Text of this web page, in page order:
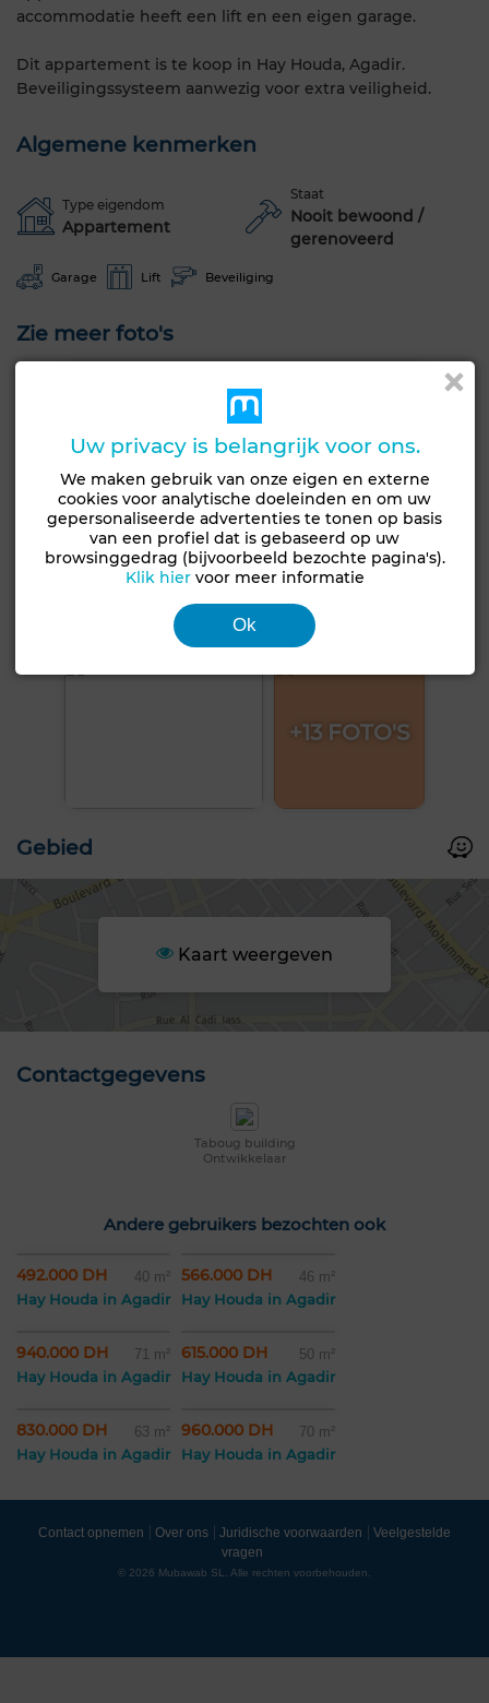
accommodatie heeft een lift en een eigen garage.
Dit appartement is te koop in Hay Houda, Agadir.
Beveiligingssysteem aanwezig voor extra veiligheid.
Algemene kenmerken
Type eigendom
Appartement
Staat
Nooit bewoond /
gerenoveerd
Garage Lift Beveiliging
Zie meer foto's
+13 FOTO'S
Gebied
Kaart weergeven
Contactgegevens
Taboug building
Ontwikkelaar
Andere gebruikers bezochten ook
492.000 DH 40 m²
Hay Houda in Agadir
566.000 DH 46 m²
Hay Houda in Agadir
940.000 DH 71 m²
Hay Houda in Agadir
615.000 DH 50 m²
Hay Houda in Agadir
830.000 DH 63 m²
Hay Houda in Agadir
960.000 DH 70 m²
Hay Houda in Agadir
Contact opnemen Over ons Juridische voorwaarden
Veelgestelde
vragen
© 2026 Mubawab SL. Alle rechten voorbehouden.
Uw privacy is belangrijk voor ons.
We maken gebruik van onze eigen en externe
cookies voor analytische doeleinden en om uw
gepersonaliseerde advertenties te tonen op basis
van een profiel dat is gebaseerd op uw
browsinggedrag (bijvoorbeeld bezochte pagina's).
Klik hiervoor meer informatie
Ok